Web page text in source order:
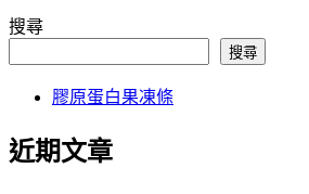
搜尋
搜尋
膠原蛋白果凍條
近期文章